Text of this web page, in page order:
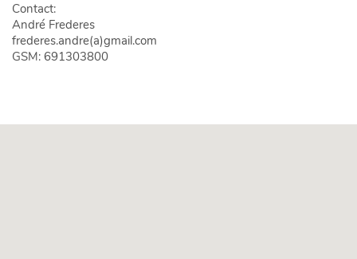
Contact:
André Frederes
frederes.andre(a)gmail.com
GSM: 691303800